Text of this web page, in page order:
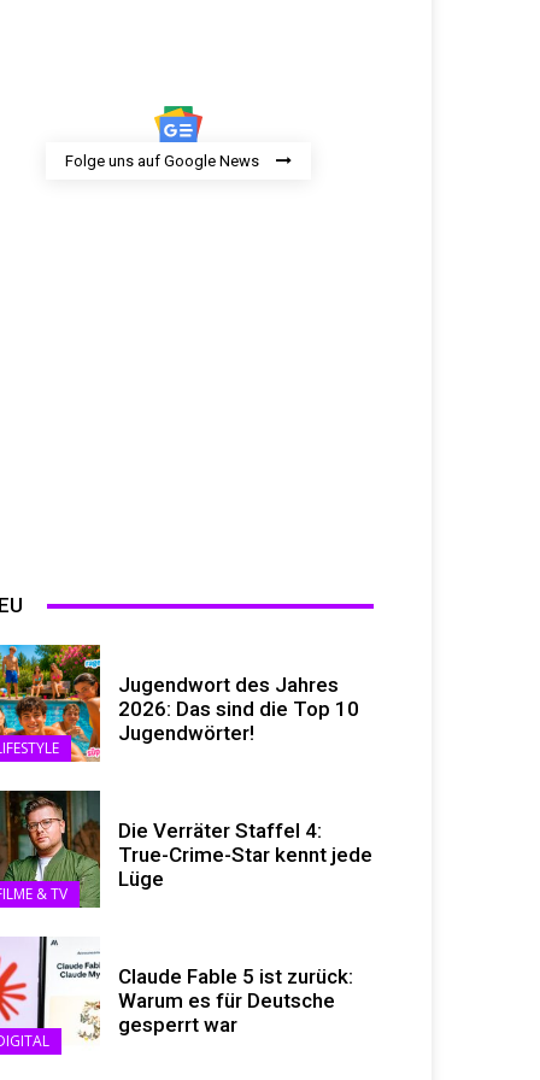
Folge uns auf Google News
Jugendwort des Jahres
2026: Das sind die Top 10
Jugendwörter!
& TV
Die Verräter Staffel 4:
True-Crime-Star kennt jede
Lüge
Claude Fable 5 ist zurück:
Warum es für Deutsche
gesperrt war